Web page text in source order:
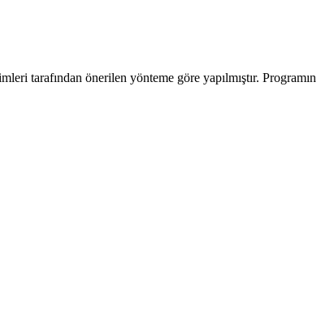
tarafından önerilen yönteme göre yapılmıştır. Programın